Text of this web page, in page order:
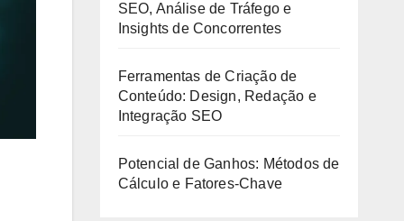
SEO, Análise de Tráfego e
Insights de Concorrentes
Ferramentas de Criação de
Conteúdo: Design, Redação e
Integração SEO
Potencial de Ganhos: Métodos de
Cálculo e Fatores-Chave